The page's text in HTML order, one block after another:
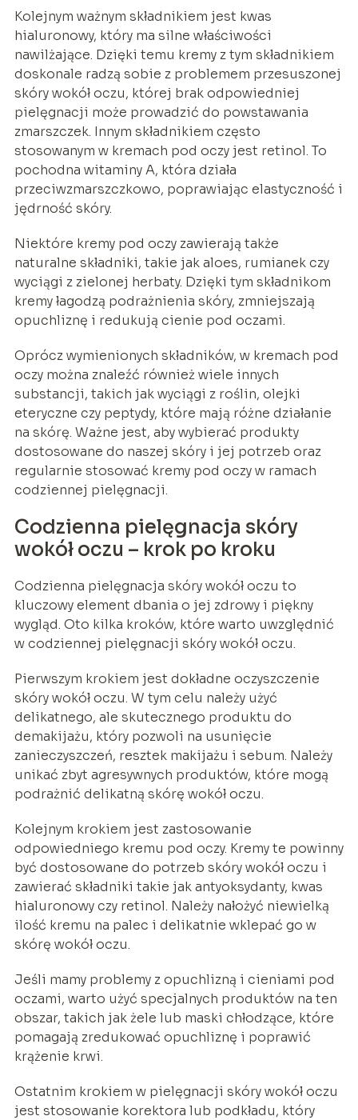
Kolejnym ważnym składnikiem jest kwas
hialuronowy, który ma silne właściwości
nawilżające. Dzięki temu kremy z tym składnikiem
doskonale radzą sobie z problemem przesuszonej
skóry wokół oczu, której brak odpowiedniej
pielęgnacji może prowadzić do powstawania
zmarszczek. Innym składnikiem często
stosowanym w kremach pod oczy jest retinol. To
pochodna witaminy A, która działa
przeciwzmarszczkowo, poprawiając elastyczność i
jędrność skóry.
Niektóre kremy pod oczy zawierają także
naturalne składniki, takie jak aloes, rumianek czy
wyciągi z zielonej herbaty. Dzięki tym składnikom
kremy łagodzą podrażnienia skóry, zmniejszają
opuchliznę i redukują cienie pod oczami.
Oprócz wymienionych składników, w kremach pod
oczy można znaleźć również wiele innych
substancji, takich jak wyciągi z roślin, olejki
eteryczne czy peptydy, które mają różne działanie
na skórę. Ważne jest, aby wybierać produkty
dostosowane do naszej skóry i jej potrzeb oraz
regularnie stosować kremy pod oczy w ramach
codziennej pielęgnacji.
Codzienna pielęgnacja skóry
wokół oczu – krok po kroku
Codzienna pielęgnacja skóry wokół oczu to
kluczowy element dbania o jej zdrowy i piękny
wygląd. Oto kilka kroków, które warto uwzględnić
w codziennej pielęgnacji skóry wokół oczu.
Pierwszym krokiem jest dokładne oczyszczenie
skóry wokół oczu. W tym celu należy użyć
delikatnego, ale skutecznego produktu do
demakijażu, który pozwoli na usunięcie
zanieczyszczeń, resztek makijażu i sebum. Należy
unikać zbyt agresywnych produktów, które mogą
podrażnić delikatną skórę wokół oczu.
Kolejnym krokiem jest zastosowanie
odpowiedniego kremu pod oczy. Kremy te powinny
być dostosowane do potrzeb skóry wokół oczu i
zawierać składniki takie jak antyoksydanty, kwas
hialuronowy czy retinol. Należy nałożyć niewielką
ilość kremu na palec i delikatnie wklepać go w
skórę wokół oczu.
Jeśli mamy problemy z opuchlizną i cieniami pod
oczami, warto użyć specjalnych produktów na ten
obszar, takich jak żele lub maski chłodzące, które
pomagają zredukować opuchliznę i poprawić
krążenie krwi.
Ostatnim krokiem w pielęgnacji skóry wokół oczu
jest stosowanie korektora lub podkładu, który